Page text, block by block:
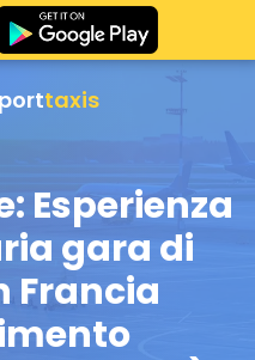
taxis
Esperienza
gara di
Francia